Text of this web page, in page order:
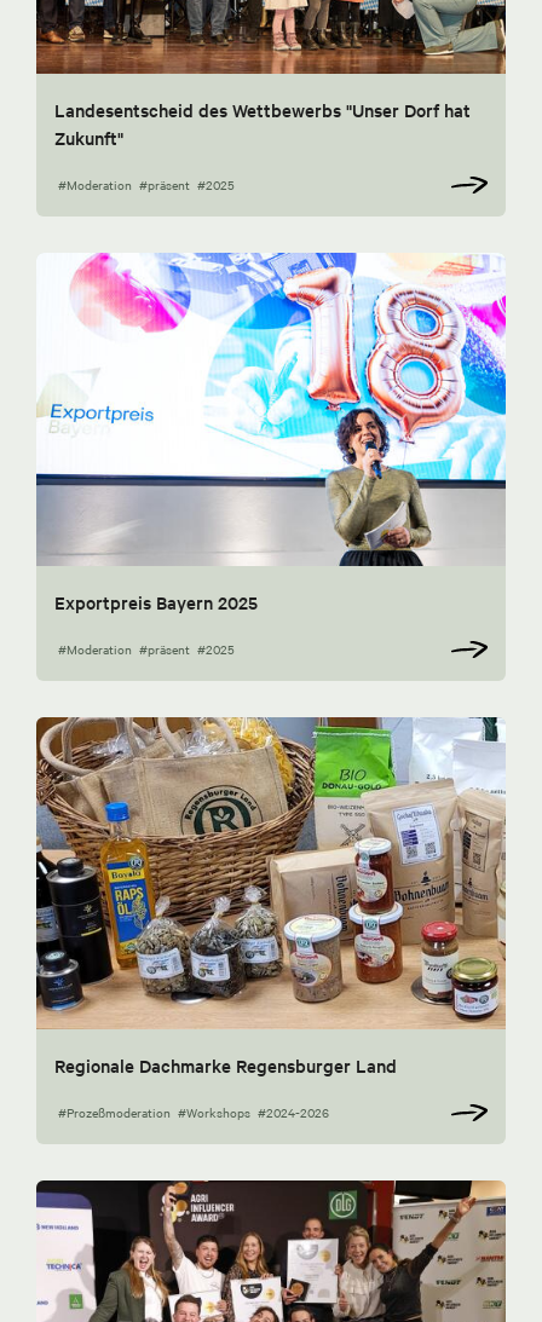
Landesentscheid des Wettbewerbs "Unser Dorf hat
Zukunft"
#Moderation #präsent #2025
Exportpreis Bayern 2025
#Moderation #präsent #2025
Regionale Dachmarke Regensburger Land
#Prozeßmoderation #Workshops #2024-2026